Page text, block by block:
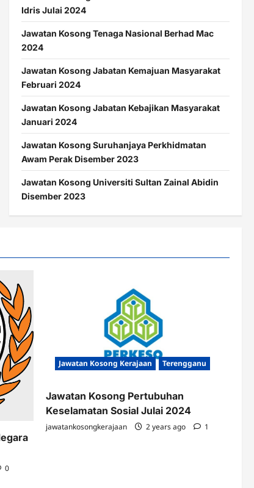
Idris Julai 2024
Jawatan Kosong Tenaga Nasional Berhad Mac
2024
Jawatan Kosong Jabatan Kemajuan Masyarakat
Februari 2024
Jawatan Kosong Jabatan Kebajikan Masyarakat
Januari 2024
Jawatan Kosong Suruhanjaya Perkhidmatan
Awam Perak Disember 2023
Jawatan Kosong Universiti Sultan Zainal Abidin
Disember 2023
0
Jawatan Kosong Kerajaan Terengganu
Jawatan Kosong Pertubuhan
Keselamatan Sosial Julai 2024
jawatankosongkerajaan 2 years ago 1